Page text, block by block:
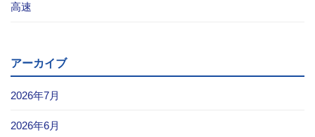
高速
アーカイブ
2026年7月
2026年6月